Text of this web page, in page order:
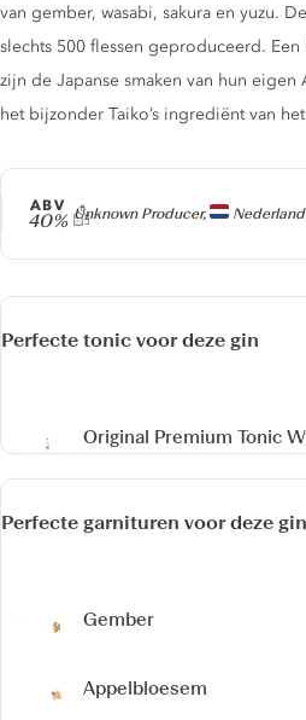
Producer
Unknown Producer, Nederland
ABV
40%
van gember, wasabi, sakura en yuzu.
slechts 500 flessen geproduceerd.
zijn de Japanse smaken van hun eigen
het bijzonder Taiko’s ingrediënt van
Perfecte tonic voor deze gin
Original Premium Tonic
Perfecte garnituren voor deze gin
Gember
Appelbloesem